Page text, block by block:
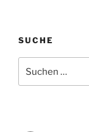
SUCHE
nach: